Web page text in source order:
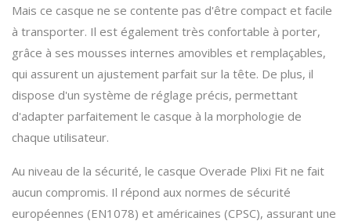
Mais ce casque ne se contente pas d'être compact et facile
à transporter. Il est également très confortable à porter,
grâce à ses mousses internes amovibles et remplaçables,
qui assurent un ajustement parfait sur la tête. De plus, il
dispose d'un système de réglage précis, permettant
d'adapter parfaitement le casque à la morphologie de
chaque utilisateur.
Au niveau de la sécurité, le casque Overade Plixi Fit ne fait
aucun compromis. Il répond aux normes de sécurité
européennes (EN1078) et américaines (CPSC), assurant une